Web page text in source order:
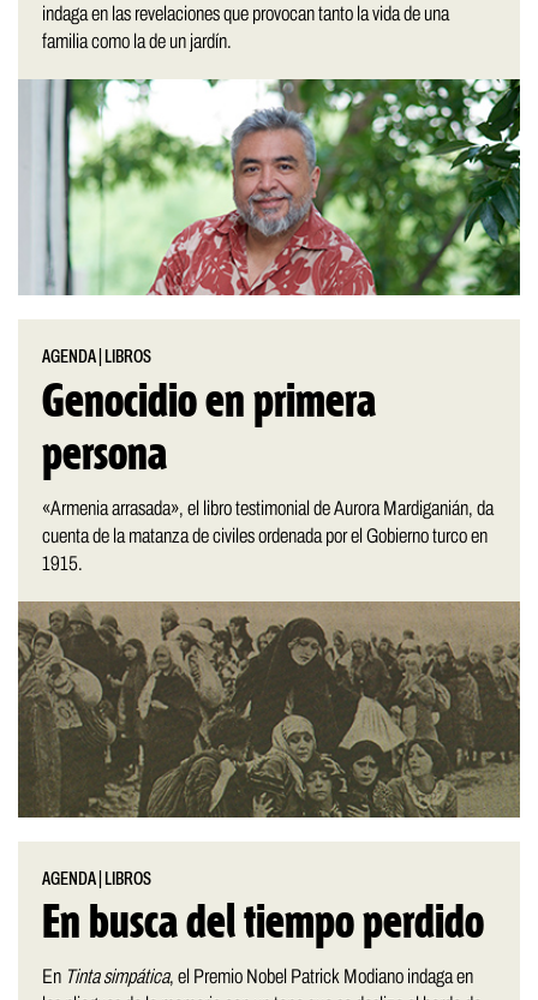
indaga en las revelaciones que provocan tanto la vida de una
familia como la de un jardín.
AGENDA LIBROS
Genocidio en primera
persona
«Armenia arrasada», el libro testimonial de Aurora Mardiganián, da
cuenta de la matanza de civiles ordenada por el Gobierno turco en
1915.
AGENDA LIBROS
En busca del tiempo perdido
En Tinta simpática, el Premio Nobel Patrick Modiano indaga en